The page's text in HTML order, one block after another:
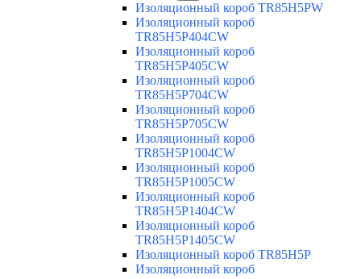
Изоляционный короб TR85H5PW
Изоляционный короб
TR85H5P404CW
Изоляционный короб
TR85H5P405CW
Изоляционный короб
TR85H5P704CW
Изоляционный короб
TR85H5P705CW
Изоляционный короб
TR85H5P1004CW
Изоляционный короб
TR85H5P1005CW
Изоляционный короб
TR85H5P1404CW
Изоляционный короб
TR85H5P1405CW
Изоляционный короб TR85H5P
Изоляционный короб